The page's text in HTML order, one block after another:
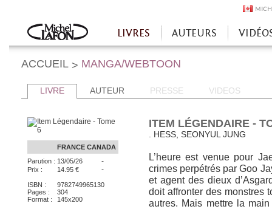
Accueil
LIVRES AUTEURS
ACCUEIL > MANGA/WEBTOON
LIVRE AUTEUR PRESSE VIDEOS
FRANCE CANADA
Parution : 13/05/26 -
Prix : 14.95 € -
ISBN :
9782749965130
Pages :
304
Format :
145x200
ITEM LÉGENDAIRE -
. HESS, SEONYUL JUNG
L’heure est venue pour
crimes perpétrés par Goo
et agent des dieux
doit affronter des monstres
autres. Mais mettre la